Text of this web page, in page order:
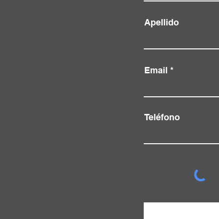
Apellido
Email
Teléfono